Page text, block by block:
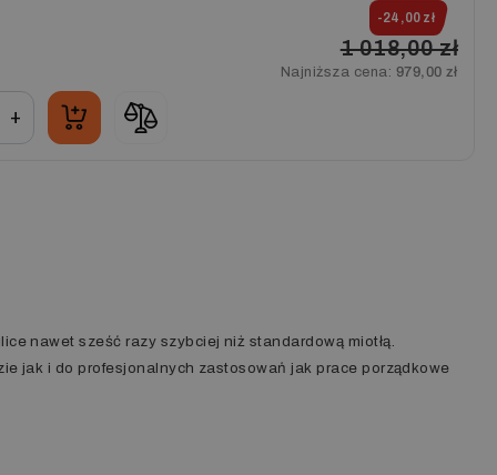
-24,00 zł
1 018,00 zł
Najniższa cena: 979,00 zł
+
nawet sześć razy szybciej niż standardową miotłą.
jak i do profesjonalnych zastosowań jak prace porządkowe